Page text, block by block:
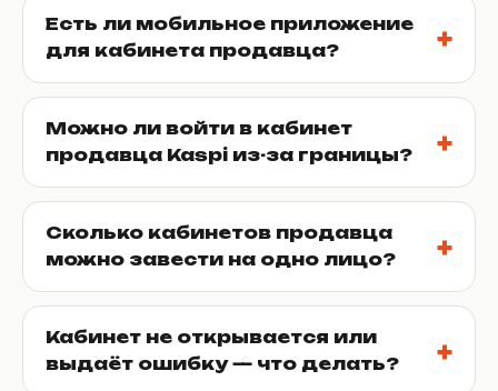
Есть ли мобильное приложение
для кабинета продавца?
Можно ли войти в кабинет
продавца Kaspi из-за границы?
Сколько кабинетов продавца
можно завести на одно лицо?
Кабинет не открывается или
выдаёт ошибку — что делать?